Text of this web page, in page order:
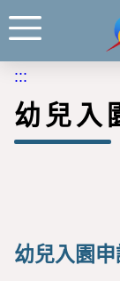
:::
幼兒入
幼兒入園